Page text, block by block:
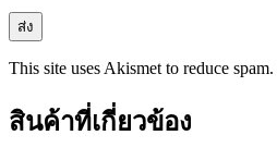
This site uses Akismet to reduce spam.
สินค้าที่เกี่ยวข้อง